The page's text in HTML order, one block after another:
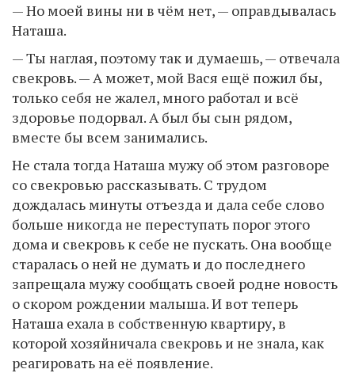
— Но моей вины ни в чём нет, — оправдывалась
Наташа.
— Ты наглая, поэтому так и думаешь, — отвечала
свекровь. — А может, мой Вася ещё пожил бы,
только себя не жалел, много работал и всё
здоровье подорвал. А был бы сын рядом,
вместе бы всем занимались.
Не стала тогда Наташа мужу об этом разговоре
со свекровью рассказывать. С трудом
дождалась минуты отъезда и дала себе слово
больше никогда не переступать порог этого
дома и свекровь к себе не пускать. Она вообще
старалась о ней не думать и до последнего
запрещала мужу сообщать своей родне новость
о скором рождении малыша. И вот теперь
Наташа ехала в собственную квартиру, в
которой хозяйничала свекровь и не знала, как
реагировать на её появление.